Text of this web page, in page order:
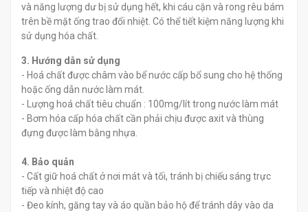
và năng lượng dư bị sử dụng hết, khi cáu cặn và rong rêu bám
trên bề mặt ống trao đổi nhiệt. Có thể tiết kiệm năng lượng khi
sử dụng hóa chất.
3. Hướng dẫn sử dụng
- Hoá chất được châm vào bể nước cấp bổ sung cho hệ thống
hoặc ống dẫn nước làm mát.
- Lượng hoá chất tiêu chuẩn : 100mg/lít trong nước làm mát
- Bơm hóa cấp hóa chất cần phải chịu được axit và thùng
đựng được làm bằng nhựa.
4. Bảo quản
- Cất giữ hoá chất ở nơi mát và tối, tránh bị chiếu sáng trực
tiếp và nhiệt độ cao
- Đeo kính, găng tay và áo quần bảo hộ để tránh dây vào da